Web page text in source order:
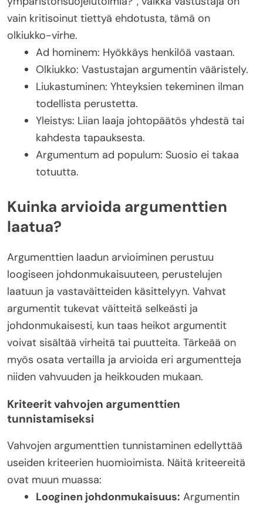
vain kritisoinut tiettyä ehdotusta, tämä on
olkiukko-virhe.
Ad hominem: Hyökkäys henkilöä vastaan.
Olkiukko: Vastustajan argumentin vääristely.
Liukastuminen: Yhteyksien tekeminen ilman
todellista perustetta.
Yleistys: Liian laaja johtopäätös yhdestä tai
kahdesta tapauksesta.
Argumentum ad populum: Suosio ei takaa
totuutta.
Kuinka arvioida argumenttien
laatua?
Argumenttien laadun arvioiminen perustuu
loogiseen johdonmukaisuuteen, perustelujen
laatuun ja vastaväitteiden käsittelyyn. Vahvat
argumentit tukevat väitteitä selkeästi ja
johdonmukaisesti, kun taas heikot argumentit
voivat sisältää virheitä tai puutteita. Tärkeää on
myös osata vertailla ja arvioida eri argumentteja
niiden vahvuuden ja heikkouden mukaan.
Kriteerit vahvojen argumenttien
tunnistamiseksi
Vahvojen argumenttien tunnistaminen edellyttää
useiden kriteerien huomioimista. Näitä kriteereitä
ovat muun muassa:
Looginen johdonmukaisuus: Argumentin